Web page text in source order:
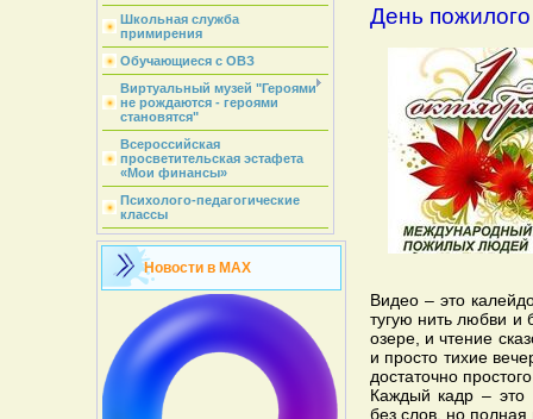
Школьная служба
примирения
Обучающиеся с ОВЗ
Виртуальный музей "Героями
не рождаются - героями
становятся"
Всероссийская
просветительская эстафета
«Мои финансы»
Психолого-педагогические
классы
Новости в MAX
День
Видео – это
тугую нить любви и
озере, и чтение
и просто тихие
достаточно
Каждый кадр – это
без слов, но полная